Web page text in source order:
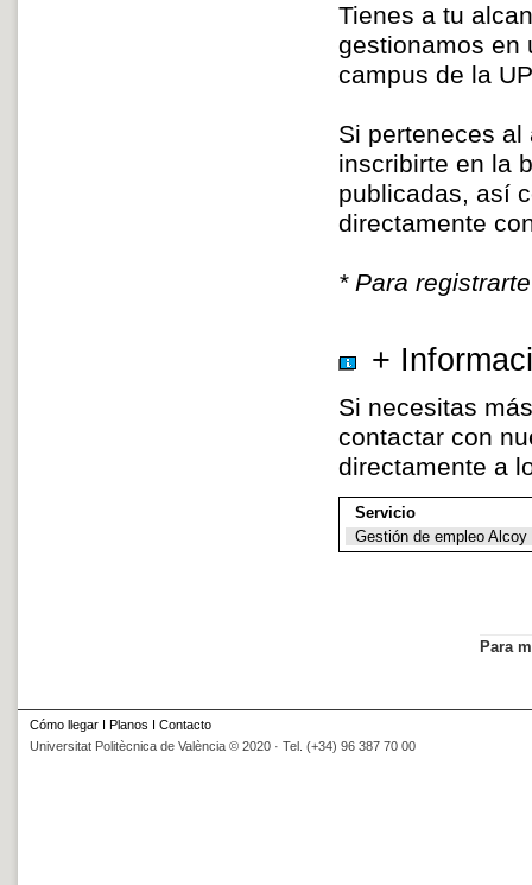
Tienes a tu
gestionamos en
campus de la
Si perteneces al
inscribirte en la
publicadas, así
directamente
* Para
+
Si necesitas
contactar con
directamente a
Servicio
Gestión de empleo Alcoy
Para
Cómo llegar I Planos I Contacto
Universitat Politècnica de València © 2020 · Tel. (+34) 96 387 70 00